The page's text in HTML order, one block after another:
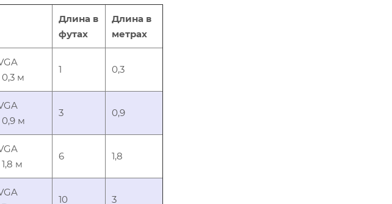
Длина в
футах
Длина в
метрах
м
1 0,3
м
3 0,9
м
6 1,8
10 3